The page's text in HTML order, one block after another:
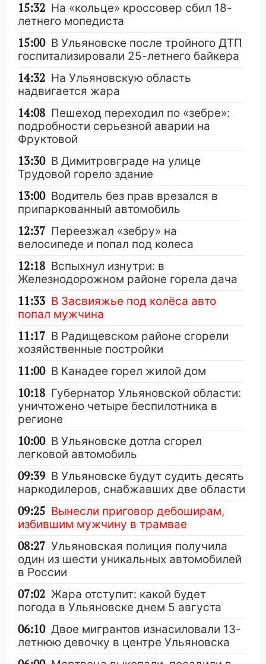
15:32 На «кольце» кроссовер сбил 18-
летнего мопедиста
15:00 В Ульяновске после тройного ДТП
госпитализировали 25-летнего байкера
14:32 На Ульяновскую область
надвигается жара
14:08 Пешеход переходил по «зебре»:
подробности серьезной аварии на
Фруктовой
13:30 В Димитровграде на улице
Трудовой горело здание
13:00 Водитель без прав врезался в
припаркованный автомобиль
12:37 Переезжал «зебру» на
велосипеде и попал под колеса
12:18 Вспыхнул изнутри: в
Железнодорожном районе горела дача
11:33 В Засвияжье под колёса авто
попал мужчина
11:17 В Радищевском районе сгорели
хозяйственные постройки
11:00 В Канадее горел жилой дом
10:18 Губернатор Ульяновской области:
уничтожено четыре беспилотника в
регионе
10:00 В Ульяновске дотла сгорел
легковой автомобиль
09:39 В Ульяновске будут судить десять
наркодилеров, снабжавших две области
09:25 Вынесли приговор дебоширам,
избившим мужчину в трамвае
08:27 Ульяновская полиция получила
один из шести уникальных автомобилей
в России
07:02 Жара отступит: какой будет
погода в Ульяновске днем 5 августа
06:10 Двое мигрантов изнасиловали 13-
летнюю девочку в центре Ульяновска